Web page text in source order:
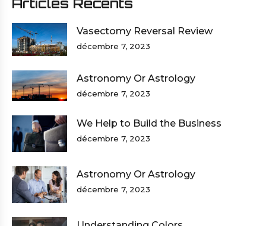
Articles Récents
Vasectomy Reversal Review
décembre 7, 2023
Astronomy Or Astrology
décembre 7, 2023
We Help to Build the Business
décembre 7, 2023
Astronomy Or Astrology
décembre 7, 2023